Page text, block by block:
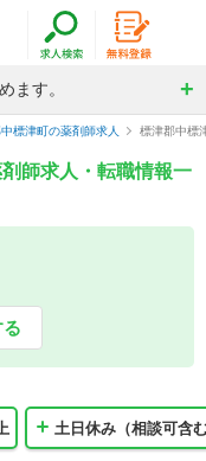
ます。
標津町の薬剤師求人 標津郡中標
師求人・転職情報一
土日休み（相談可含